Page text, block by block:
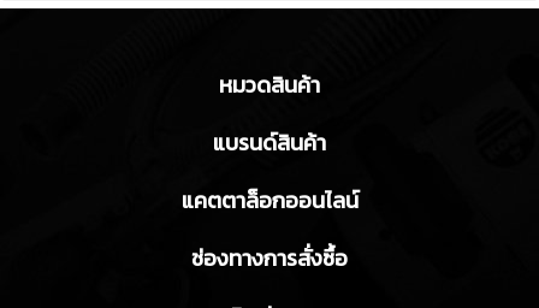
หมวดสินค้า
แบรนด์สินค้า
แคตตาล็อกออนไลน์
ช่องทางการสั่งซื้อ